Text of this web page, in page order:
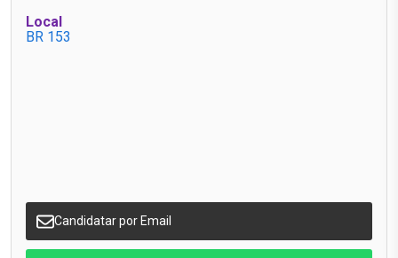
Local
BR 153
Candidatar por Email